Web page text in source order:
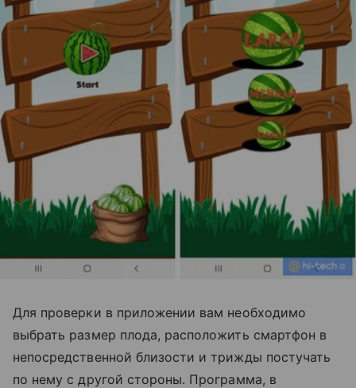
Для проверки в приложении вам необходимо
выбрать размер плода, расположить смартфон в
непосредственной близости и трижды постучать
по нему с другой стороны. Программа, в